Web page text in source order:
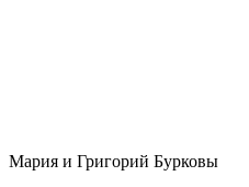
Мария и Григорий Бурковы